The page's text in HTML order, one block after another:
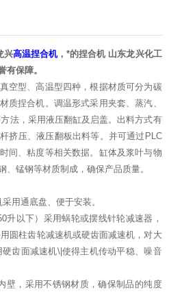
兴高温捏合机，*的捏合机 山东龙兴化工
有保障。
空型、高温型四种，根据材质可分为碳
质捏合机。调温形式采用夹套、蒸汽、
法，采用液压翻缸及启盖。出料方式有
挤压、液压翻板出料等。并可通过PLC
间、粘度等相关数据。缸体及浆叶与物
、锰钢等材质制成，确保产品质量。
用通底盘、便于安装。
升以下）采用蜗轮或摆线针轮减速器，
圆柱齿轮减速机或硬齿面减速机，对大
齿面减速机\|使得主机传动平稳、噪音
壁，采用不锈钢材质，确保制品的纯度